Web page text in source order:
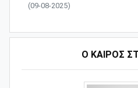
(09-08-2025)
Ο ΚΑΙΡΟΣ